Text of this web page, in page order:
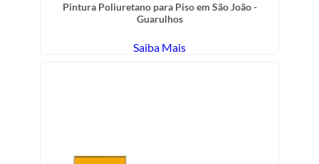
Pintura Poliuretano para Piso em São João -
Guarulhos
Saiba Mais